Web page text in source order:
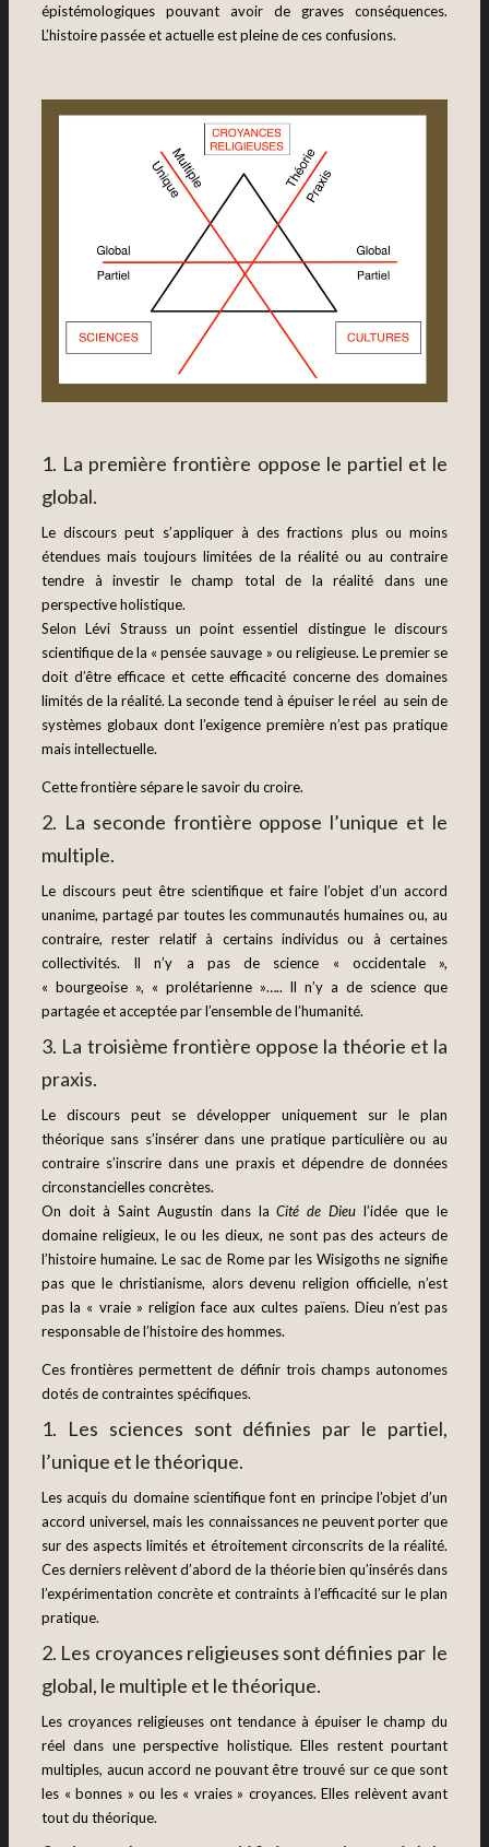
épistémologiques pouvant avoir de graves conséquences.
L’histoire passée et actuelle est pleine de ces confusions.
1. La première frontière oppose le partiel et le
global.
Le discours peut s’appliquer à des fractions plus ou moins
étendues mais toujours limitées de la réalité ou au contraire
tendre à investir le champ total de la réalité dans une
perspective holistique.
Selon Lévi Strauss un point essentiel distingue le discours
scientifique de la « pensée sauvage » ou religieuse. Le premier se
doit d’être efficace et cette efficacité concerne des domaines
limités de la réalité. La seconde tend à épuiser le réel au sein de
systèmes globaux dont l’exigence première n’est pas pratique
mais intellectuelle.
Cette frontière sépare le savoir du croire.
2. La seconde frontière oppose l’unique et le
multiple.
Le discours peut être scientifique et faire l’objet d’un accord
unanime, partagé par toutes les communautés humaines ou, au
contraire, rester relatif à certains individus ou à certaines
collectivités. Il n’y a pas de science « occidentale »,
« bourgeoise », « prolétarienne »….. Il n’y a de science que
partagée et acceptée par l’ensemble de l’humanité.
3. La troisième frontière oppose la théorie et la
praxis.
Le discours peut se développer uniquement sur le plan
théorique sans s’insérer dans une pratique particulière ou au
contraire s’inscrire dans une praxis et dépendre de données
circonstancielles concrètes.
On doit à Saint Augustin dans laCité de Dieu l’idée que le
domaine religieux, le ou les dieux, ne sont pas des acteurs de
l’histoire humaine. Le sac de Rome par les Wisigoths ne signifie
pas que le christianisme, alors devenu religion officielle, n’est
pas la « vraie » religion face aux cultes païens. Dieu n’est pas
responsable de l’histoire des hommes.
Ces frontières permettent de définir trois champs autonomes
dotés de contraintes spécifiques.
1. Les sciences sont définies par le partiel,
l’unique et le théorique.
Les acquis du domaine scientifique font en principe l’objet d’un
accord universel, mais les connaissances ne peuvent porter que
sur des aspects limités et étroitement circonscrits de la réalité.
Ces derniers relèvent d’abord de la théorie bien qu’insérés dans
l’expérimentation concrète et contraints à l’efficacité sur le plan
pratique.
2. Les croyances religieuses sont définies par le
global, le multiple et le théorique.
Les croyances religieuses ont tendance à épuiser le champ du
réel dans une perspective holistique. Elles restent pourtant
multiples, aucun accord ne pouvant être trouvé sur ce que sont
les « bonnes » ou les « vraies » croyances. Elles relèvent avant
tout du théorique.